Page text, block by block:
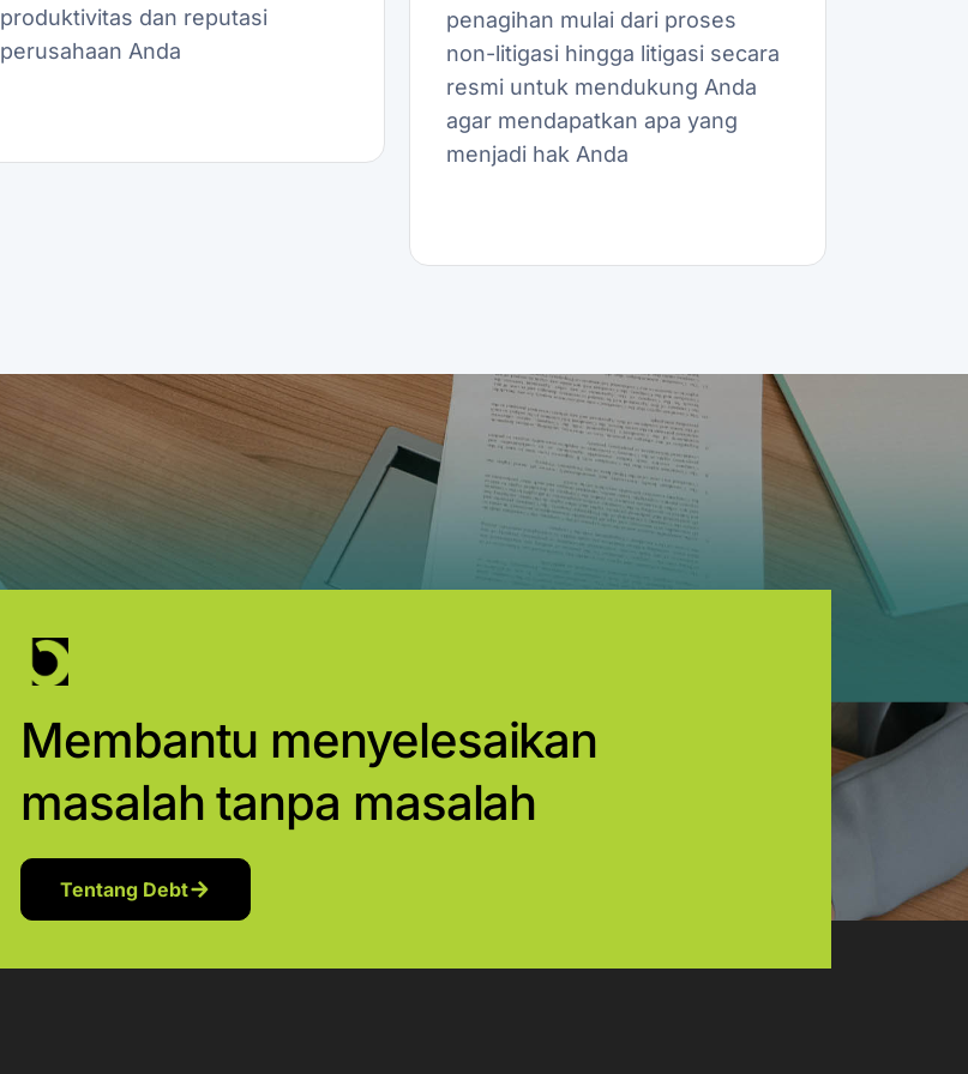
produktivitas dan reputasi
perusahaan Anda
penagihan mulai dari proses
non-litigasi hingga litigasi secara
resmi untuk mendukung Anda
agar mendapatkan apa yang
menjadi hak Anda
Membantu menyelesaikan
masalah tanpa masalah
Tentang Debt